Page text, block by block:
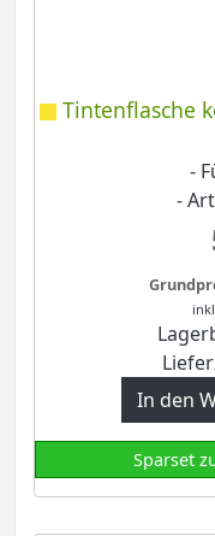
Tintenflasche
-
-
In den
Sparset